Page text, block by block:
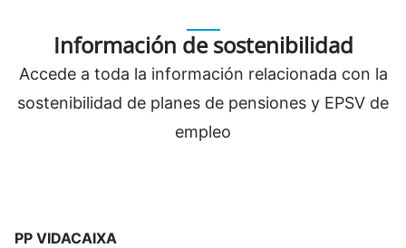
Información de sostenibilidad
Accede a toda la información relacionada con la
sostenibilidad de planes de pensiones y EPSV de
empleo
PP VIDACAIXA